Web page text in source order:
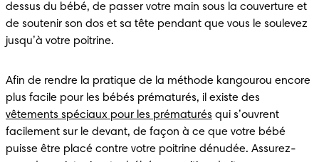
dessus du bébé, de passer votre main sous la couverture et
de soutenir son dos et sa tête pendant que vous le soulevez
jusqu’à votre poitrine.
Afin de rendre la pratique de la méthode kangourou encore
vêtements spéciaux pour les prématurés qui s’ouvrent
facilement sur le devant, de façon à ce que votre bébé
puisse être placé contre votre poitrine dénudée. Assurez-